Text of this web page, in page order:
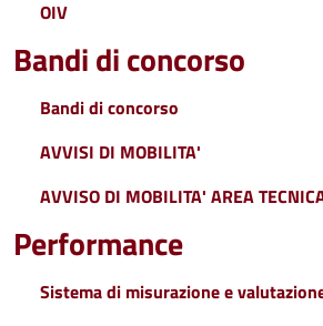
OIV
Bandi di concorso
Bandi di concorso
AVVISI DI MOBILITA'
AVVISO DI MOBILITA' AREA
Performance
Sistema di misurazione e